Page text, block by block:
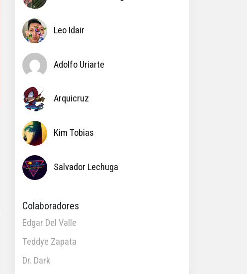
Leo Idair
Adolfo Uriarte
Arquicruz
Kim Tobias
Salvador Lechuga
Colaboradores
Edgar Del Valle
Teddye Zapata
Dr. Dark